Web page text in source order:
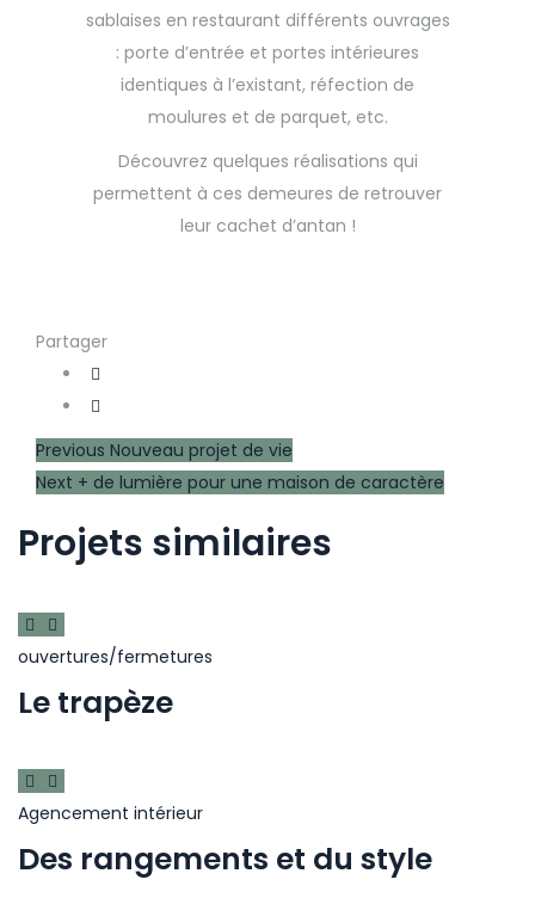
sablaises en restaurant différents ouvrages
: porte d’entrée et portes intérieures
identiques à l’existant, réfection de
moulures et de parquet, etc.
Découvrez quelques réalisations qui
permettent à ces demeures de retrouver
leur cachet d’antan !
Partager
Navigation
de
l’article
Previous Previous
post:
Nouveau projet de vie
Next Next
+ de lumière pour une maison de caractère
Projets similaires
ouvertures/fermetures
Le trapèze
Agencement intérieur
Des rangements et du style